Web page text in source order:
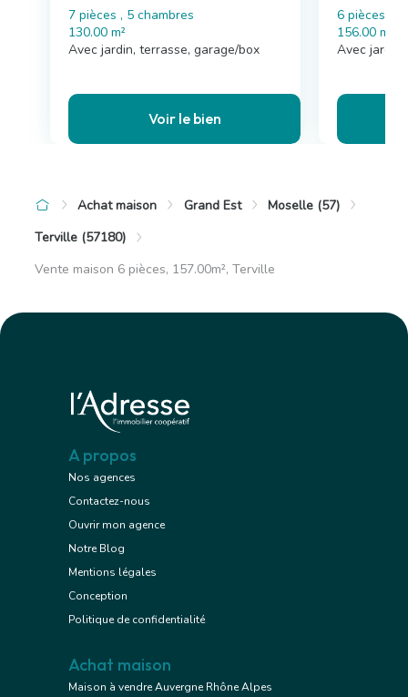
7 pièces , 5 chambres
130.00 m²
Avec jardin, terrasse, garage/box
Voir le bien
6 pièces , 5
156.00 m²
Avec
Achat maison Grand Est
Moselle (57)
Terville (57180)
Vente maison 6 pièces, 157.00m², Terville
A propos
Nos agences
Contactez-nous
Ouvrir mon agence
Notre Blog
Mentions légales
Conception
Politique de confidentialité
Achat maison
Maison à vendre Auvergne Rhône Alpes